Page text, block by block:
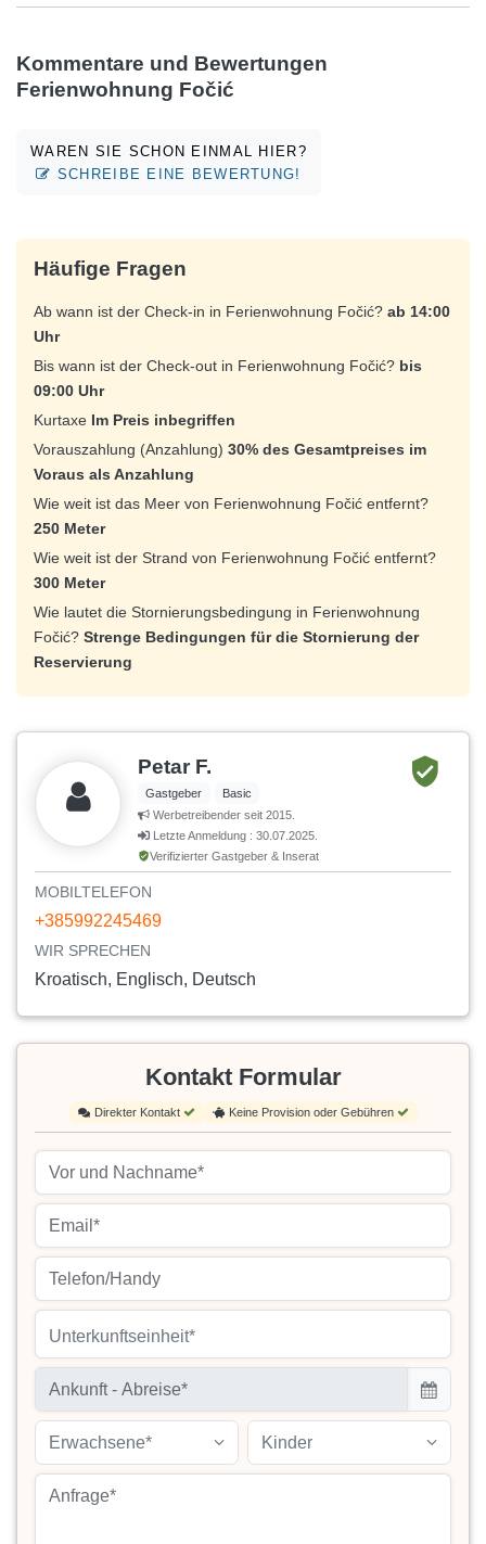
Kommentare und Bewertungen
Ferienwohnung Fočić
WAREN SIE SCHON EINMAL HIER?
SCHREIBE EINE BEWERTUNG!
Häufige Fragen
Ab wann ist der Check-in in Ferienwohnung Fočić? ab 14:00
Uhr
Bis wann ist der Check-out in Ferienwohnung Fočić? bis
09:00 Uhr
Kurtaxe Im Preis inbegriffen
Vorauszahlung (Anzahlung) 30% des Gesamtpreises im
Voraus als Anzahlung
Wie weit ist das Meer von Ferienwohnung Fočić entfernt?
250 Meter
Wie weit ist der Strand von Ferienwohnung Fočić entfernt?
300 Meter
Wie lautet die Stornierungsbedingung in Ferienwohnung
Fočić? Strenge Bedingungen für die Stornierung der
Reservierung
Petar F.
Gastgeber
Basic
Werbetreibender seit 2015.
Letzte Anmeldung : 30.07.2025.
Verifizierter Gastgeber & Inserat
MOBILTELEFON
+385992245469
WIR SPRECHEN
Kroatisch, Englisch, Deutsch
Kontakt Formular
Direkter Kontakt Keine Provision oder Gebühren
Unterkunftseinheit*
Erwachsene* Kinder